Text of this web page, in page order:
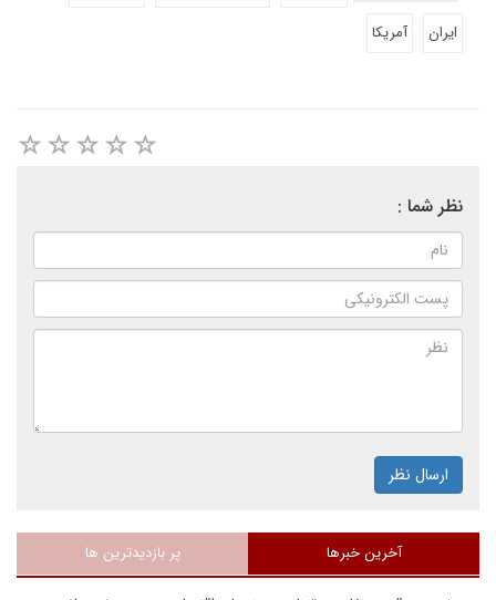
ایران
آمریکا
نظر شما :
ارسال نظر
آخرین خبرها پر بازدیدترین ها